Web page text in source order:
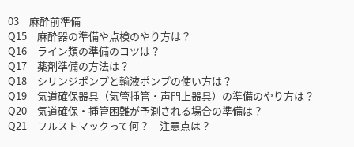
03 麻酔前準備
Q15 麻酔器の準備や点検のやり方は？
Q16 ライン類の準備のコツは？
Q17 薬剤準備の方法は？
Q18 シリンジポンプと輸液ポンプの使い方は？
Q19 気道確保器具（気管挿管・声門上器具）の準備のやり方は？
Q20 気道確保・挿管困難が予測される場合の準備は？
Q21 フルストマックって何？ 注意点は？